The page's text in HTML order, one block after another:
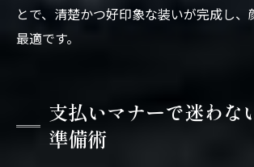
とで、清楚かつ好印象な装いが完成し、
最適です。
支払いマナーで迷わな
準備術